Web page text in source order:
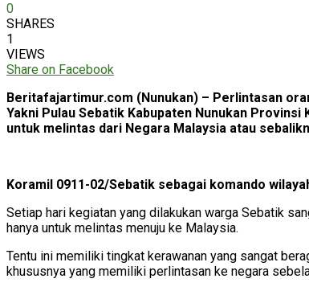
0
SHARES
1
VIEWS
Share on Facebook
Beritafajartimur.com (Nunukan) – Perlintasan
Yakni Pulau Sebatik Kabupaten Nunukan
untuk melintas dari Negara Malaysia atau
Koramil 0911-02/Sebatik sebagai komando
Setiap hari kegiatan yang dilakukan warga Sebatik
hanya untuk melintas menuju ke Malaysia.
Tentu ini memiliki tingkat kerawanan yang sangat
khususnya yang memiliki perlintasan ke negara